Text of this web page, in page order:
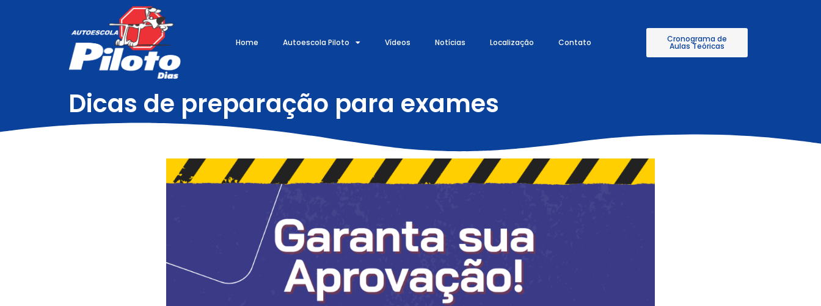
Home Autoescola Piloto Vídeos Notícias Localização Contato Cronograma de
Aulas Teóricas
Dicas de preparação para exames